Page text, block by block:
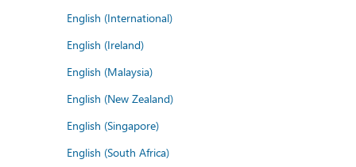
English (International)
English (Ireland)
English (Malaysia)
English (New Zealand)
English (Singapore)
English (South Africa)